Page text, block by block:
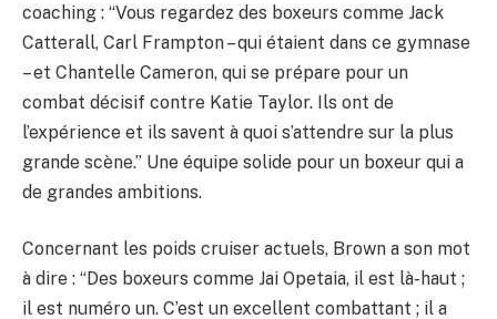
coaching : “Vous regardez des boxeurs comme Jack
Catterall, Carl Frampton – qui étaient dans ce gymnase
– et Chantelle Cameron, qui se prépare pour un
combat décisif contre Katie Taylor. Ils ont de
l’expérience et ils savent à quoi s’attendre sur la plus
grande scène.” Une équipe solide pour un boxeur qui a
de grandes ambitions.
Concernant les poids cruiser actuels, Brown a son mot
à dire : “Des boxeurs comme Jai Opetaia, il est là-haut ;
il est numéro un. C’est un excellent combattant ; il a